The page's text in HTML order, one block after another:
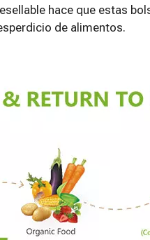
hace que estas
de alimentos.